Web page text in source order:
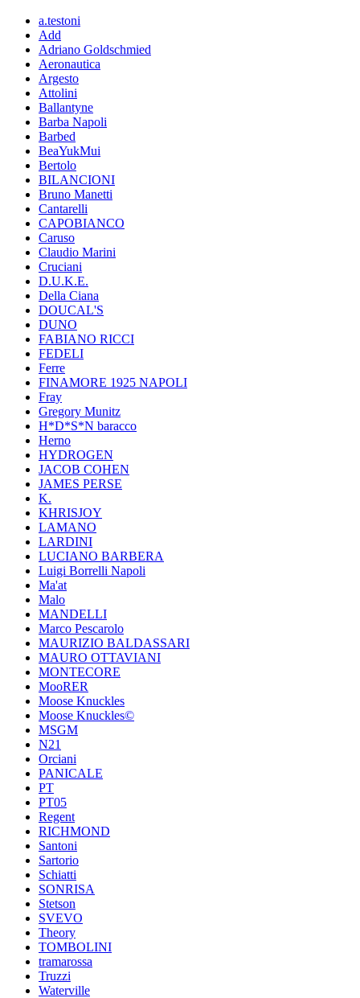
a.testoni
Add
Adriano Goldschmied
Aeronautica
Argesto
Attolini
Ballantyne
Barba Napoli
Barbed
BeaYukMui
Bertolo
BILANCIONI
Bruno Manetti
Cantarelli
CAPOBIANCO
Caruso
Claudio Marini
Cruciani
D.U.K.E.
Della Ciana
DOUCAL'S
DUNO
FABIANO RICCI
FEDELI
Ferre
FINAMORE 1925 NAPOLI
Fray
Gregory Munitz
H*D*S*N baracco
Herno
HYDROGEN
JACOB COHEN
JAMES PERSE
K.
KHRISJOY
LAMANO
LARDINI
LUCIANO BARBERA
Luigi Borrelli Napoli
Ma'at
Malo
MANDELLI
Marco Pescarolo
MAURIZIO BALDASSARI
MAURO OTTAVIANI
MONTECORE
MooRER
Moose Knuckles
Moose Knuckles©️
MSGM
N21
Orciani
PANICALE
PT
PT05
Regent
RICHMOND
Santoni
Sartorio
Schiatti
SONRISA
Stetson
SVEVO
Theory
TOMBOLINI
tramarossa
Truzzi
Waterville